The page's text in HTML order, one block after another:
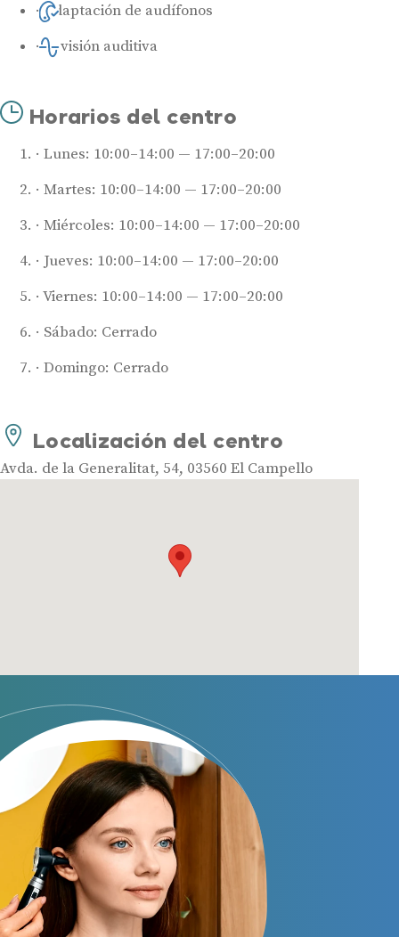
Adaptación de audífonos
Revisión auditiva
Horarios del centro
Lunes: 10:00–14:00 — 17:00–20:00
Martes: 10:00–14:00 — 17:00–20:00
Miércoles: 10:00–14:00 — 17:00–20:00
Jueves: 10:00–14:00 — 17:00–20:00
Viernes: 10:00–14:00 — 17:00–20:00
Sábado: Cerrado
Domingo: Cerrado
Localización del centro
Avda. de la Generalitat, 54, 03560 El Campello
Audífonos
Mejores marcas de audífonos
Audífonos invisibles
Audífonos bluetooth
Guía completa
Gafas Nuance Audio
Centros Auditivos
Centros Auditivos en Madrid
Centros Auditivos en Barcelona
Centros Auditivos en Valencia
Centros Auditivos en Sevilla
Centros Auditivos en Málaga